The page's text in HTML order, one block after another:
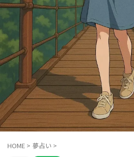
HOME > 夢占い >